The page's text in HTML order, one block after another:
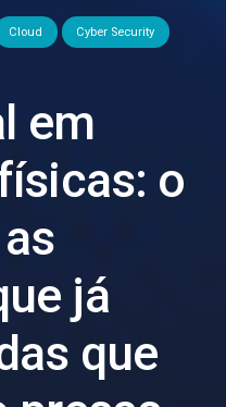
Cloud Cyber Security
em
o
já
que